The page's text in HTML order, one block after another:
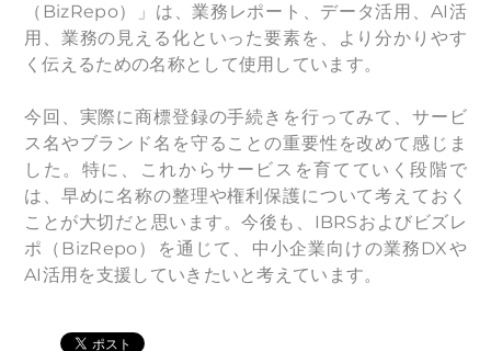
（BizRepo）」は、業務レポート、データ活用、AI活
用、業務の見える化といった要素を、より分かりやす
く伝えるための名称として使用しています。
今回、実際に商標登録の手続きを行ってみて、サービ
ス名やブランド名を守ることの重要性を改めて感じま
した。特に、これからサービスを育てていく段階で
は、早めに名称の整理や権利保護について考えておく
ことが大切だと思います。今後も、IBRSおよびビズレ
ポ（BizRepo）を通じて、中小企業向けの業務DXや
AI活用を支援していきたいと考えています。